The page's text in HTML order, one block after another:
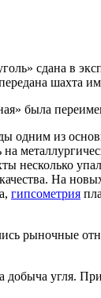
сдана в
шахта
была
одним из
на
несколько
На
гипсометрия
рыночные
добыча угля.